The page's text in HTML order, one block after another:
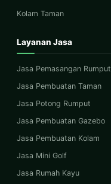
Kolam Taman
Layanan Jasa
Jasa Pemasangan Rumput
Jasa Pembuatan Taman
Jasa Potong Rumput
Jasa Pembuatan Gazebo
Jasa Pembuatan Kolam
Jasa Mini Golf
Jasa Rumah Kayu